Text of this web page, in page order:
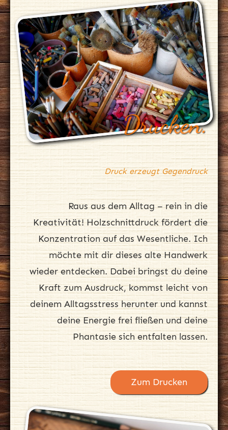
Drucken.
Druck erzeugt Gegendruck
Raus aus dem Alltag – rein in die
Kreativität! Holzschnittdruck fördert die
Konzentration auf das Wesentliche. Ich
möchte mit dir dieses alte Handwerk
wieder entdecken. Dabei bringst du deine
Kraft zum Ausdruck, kommst leicht von
deinem Alltagsstress herunter und kannst
deine Energie frei fließen und deine
Phantasie sich entfalten lassen.
Zum Drucken